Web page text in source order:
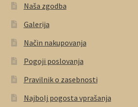
Naša zgodba
Galerija
Način nakupovanja
Pogoji poslovanja
Pravilnik o zasebnosti
Najbolj pogosta vprašanja